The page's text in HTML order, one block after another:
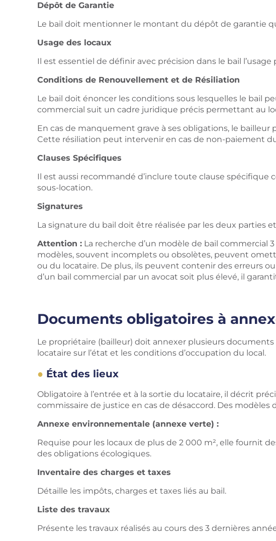
Dépôt de Garantie
Le bail doit mentionner le montant du dépôt de garantie
Usage des locaux
Il est essentiel de définir avec précision dans le bail
Conditions de Renouvellement et de Résiliation
Le bail doit énoncer les conditions sous lesquelles le bail
commercial suit un cadre juridique précis permettant au
En cas de manquement grave à ses obligations, le
Cette résiliation peut intervenir en cas de non-paiement
Clauses Spécifiques
Il est aussi recommandé d’inclure toute clause spécifique
sous-location.
Signatures
La signature du bail doit être réalisée par les deux parties
Attention : La recherche d’un modèle de bail commercial
modèles, souvent incomplets ou obsolètes, peuvent
ou du locataire. De plus, ils peuvent contenir des erreurs
d’un bail commercial par un avocat soit plus élevé, il
Documents obligatoires à
Le propriétaire (bailleur) doit annexer plusieurs
locataire sur l’état et les conditions d’occupation du local.
État des lieux
Obligatoire à l’entrée et à la sortie du locataire, il décrit
commissaire de justice en cas de désaccord. Des
Annexe environnementale (annexe verte) :
Requise pour les locaux de plus de 2 000 m², elle fournit
des obligations écologiques.
Inventaire des charges et taxes
Détaille les impôts, charges et taxes liés au bail.
Liste des travaux
Présente les travaux réalisés au cours des 3 dernières